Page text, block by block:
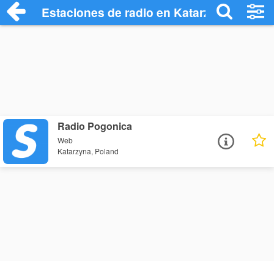
Estaciones de radio en Katarzyna -
Radio Pogonica
Web
Katarzyna, Poland